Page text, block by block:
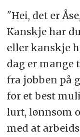
"Hei, det er
Kanskje har
eller kanskje
dag er mange
fra jobben på
for et best
lurt, lønnsom
med at